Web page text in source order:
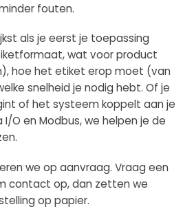
fouten.
als je eerst je toepassing
wat voor product
hoe het etiket erop moet (van
snelheid je nodig hebt. Of je
of het systeem koppelt aan je
I/O en Modbus, we helpen je de
we op aanvraag. Vraag een
contact op, dan zetten we
op papier.